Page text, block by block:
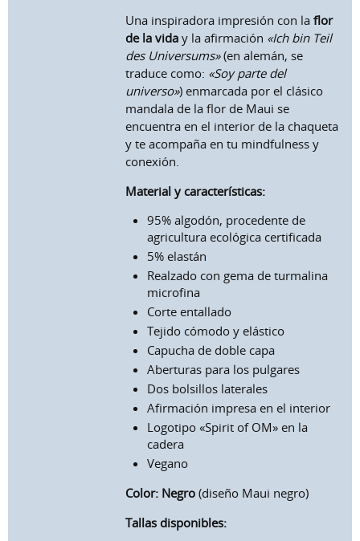
Una inspiradora impresión con laflor
de la vida y la afirmación «Ich bin Teil
des Universums»(en alemán, se
traduce como: «Soy parte del
universo») enmarcada por el clásico
mandala de la flor de Maui se
encuentra en el interior de la chaqueta
y te acompaña en tu mindfulness y
conexión.
Material y características:
95% algodón, procedente de
agricultura ecológica certificada
5% elastán
Realzado con gema de turmalina
microfina
Corte entallado
Tejido cómodo y elástico
Capucha de doble capa
Aberturas para los pulgares
Dos bolsillos laterales
Afirmación impresa en el interior
Logotipo «Spirit of OM» en la
cadera
Vegano
Color: Negro (diseño Maui negro)
Tallas disponibles: